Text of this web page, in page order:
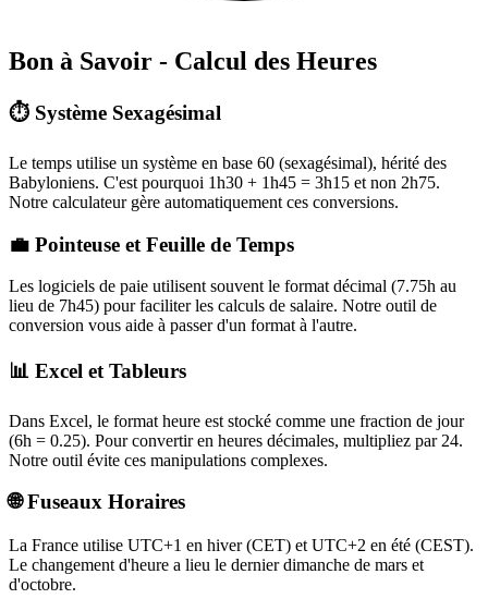
Bon à Savoir - Calcul des Heures
⏱️ Système Sexagésimal
Le temps utilise un système en base 60 (sexagésimal), hérité des
Babyloniens. C'est pourquoi 1h30 + 1h45 = 3h15 et non 2h75.
Notre calculateur gère automatiquement ces conversions.
💼 Pointeuse et Feuille de Temps
Les logiciels de paie utilisent souvent le format décimal (7.75h au
lieu de 7h45) pour faciliter les calculs de salaire. Notre outil de
conversion vous aide à passer d'un format à l'autre.
📊 Excel et Tableurs
Dans Excel, le format heure est stocké comme une fraction de jour
(6h = 0.25). Pour convertir en heures décimales, multipliez par 24.
Notre outil évite ces manipulations complexes.
🌐 Fuseaux Horaires
La France utilise UTC+1 en hiver (CET) et UTC+2 en été (CEST).
Le changement d'heure a lieu le dernier dimanche de mars et
d'octobre.